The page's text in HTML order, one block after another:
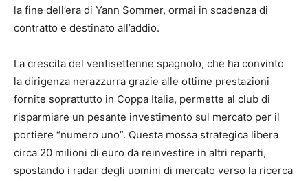
la fine dell’era di Yann Sommer, ormai in scadenza di
contratto e destinato all’addio.
La crescita del ventisettenne spagnolo, che ha convinto
la dirigenza nerazzurra grazie alle ottime prestazioni
fornite soprattutto in Coppa Italia, permette al club di
risparmiare un pesante investimento sul mercato per il
portiere “numero uno”. Questa mossa strategica libera
circa 20 milioni di euro da reinvestire in altri reparti,
spostando i radar degli uomini di mercato verso la ricerca